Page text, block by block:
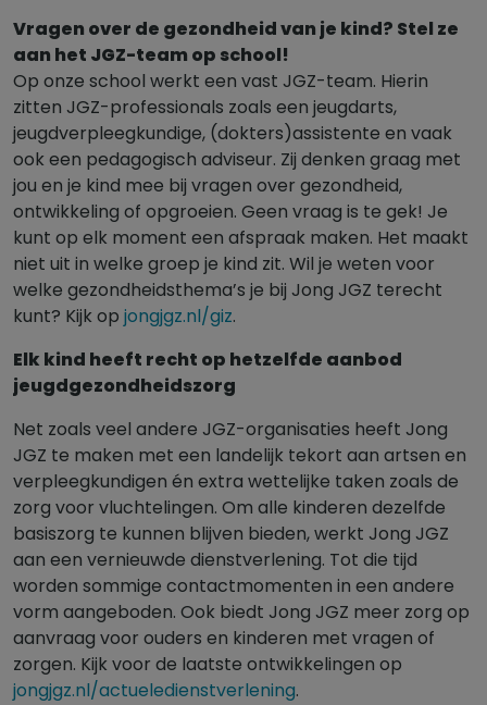
Vragen over de gezondheid van je kind? Stel ze
aan het JGZ-team op school!
Op onze school werkt een vast JGZ-team. Hierin
zitten JGZ-professionals zoals een jeugdarts,
jeugdverpleegkundige, (dokters)assistente en vaak
ook een pedagogisch adviseur. Zij denken graag met
jou en je kind mee bij vragen over gezondheid,
ontwikkeling of opgroeien. Geen vraag is te gek! Je
kunt op elk moment een afspraak maken. Het maakt
niet uit in welke groep je kind zit. Wil je weten voor
welke gezondheidsthema’s je bij Jong JGZ terecht
kunt? Kijk op jongjgz.nl/giz.
Elk kind heeft recht op hetzelfde aanbod
jeugdgezondheidszorg
Net zoals veel andere JGZ-organisaties heeft Jong
JGZ te maken met een landelijk tekort aan artsen en
verpleegkundigen én extra wettelijke taken zoals de
zorg voor vluchtelingen. Om alle kinderen dezelfde
basiszorg te kunnen blijven bieden, werkt Jong JGZ
aan een vernieuwde dienstverlening. Tot die tijd
worden sommige contactmomenten in een andere
vorm aangeboden. Ook biedt Jong JGZ meer zorg op
aanvraag voor ouders en kinderen met vragen of
zorgen. Kijk voor de laatste ontwikkelingen op
jongjgz.nl/actueledienstverlening.